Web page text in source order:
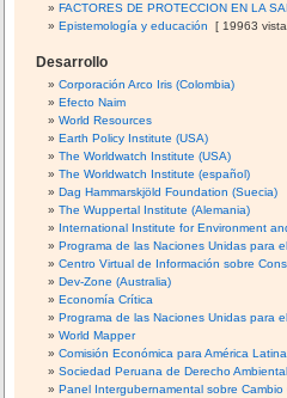
FACTORES DE PROTECCION EN LA
Epistemología y educación
[ 19963
Desarrollo
Corporación Arco Iris (Colombia)
Efecto Naim
World Resources
Earth Policy Institute (USA)
The Worldwatch Institute (USA)
The Worldwatch Institute (español)
Dag Hammarskjöld Foundation (Suecia)
The Wuppertal Institute (Alemania)
International Institute for Environment
Programa de las Naciones Unidas para
Centro Virtual de Información sobre
Dev-Zone (Australia)
Economía Crítica
Programa de las Naciones Unidas para
World Mapper
Comisión Económica para América
Sociedad Peruana de Derecho Ambiental
Panel Intergubernamental sobre Cambio